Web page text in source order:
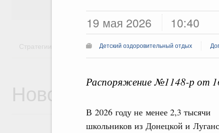
19 мая 2026 10:40
Детский оздоровительный отдых
Распоряжение №1148-р от
В 2026 году не менее 2,3 тысячи
школьников из Донецкой и
Государство
Стратегии Государственные программы
Новости